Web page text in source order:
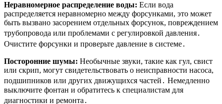
Неравномерное распределение воды: Если вода
распределяется неравномерно между форсунками, это может
быть вызвано засорением отдельных форсунок, повреждением
трубопровода или проблемами с регулировкой давления․
Очистите форсунки и проверьте давление в системе․
Посторонние шумы: Необычные звуки, такие как гул, свист
или скрип, могут свидетельствовать о неисправности насоса,
подшипников или других движущихся частей․ Немедленно
выключите фонтан и обратитесь к специалистам для
диагностики и ремонта․